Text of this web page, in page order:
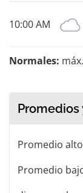
10:00 AM
Normales:
Promedios
Promedio alto
Promedio